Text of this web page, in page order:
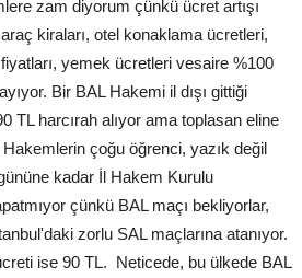
zam diyorum çünkü ücret artışı
kiraları, otel konaklama ücretleri,
yemek ücretleri vesaire %100
Bir BAL Hakemi il dışı gittiği
TL harcırah alıyor ama toplasan eline
çoğu öğrenci, yazık değil
kadar İl Hakem Kurulu
çünkü BAL maçı bekliyorlar,
zorlu SAL maçlarına atanıyor.
ise 90 TL. Neticede, bu ülkede BAL